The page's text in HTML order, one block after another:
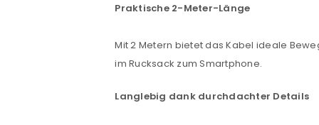
Anmeldeformular
Praktische 2-Meter-Länge
Mit 2 Metern bietet das Kabel ideale
im Rucksack zum Smartphone.
Langlebig dank durchdachter Details